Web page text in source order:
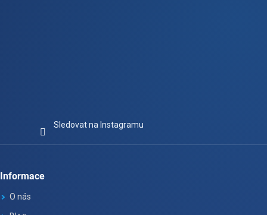
Sledovat na Instagramu
Informace
O nás